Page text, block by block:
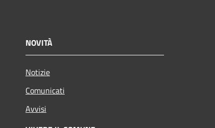
NOVITÀ
Notizie
Comunicati
Avvisi